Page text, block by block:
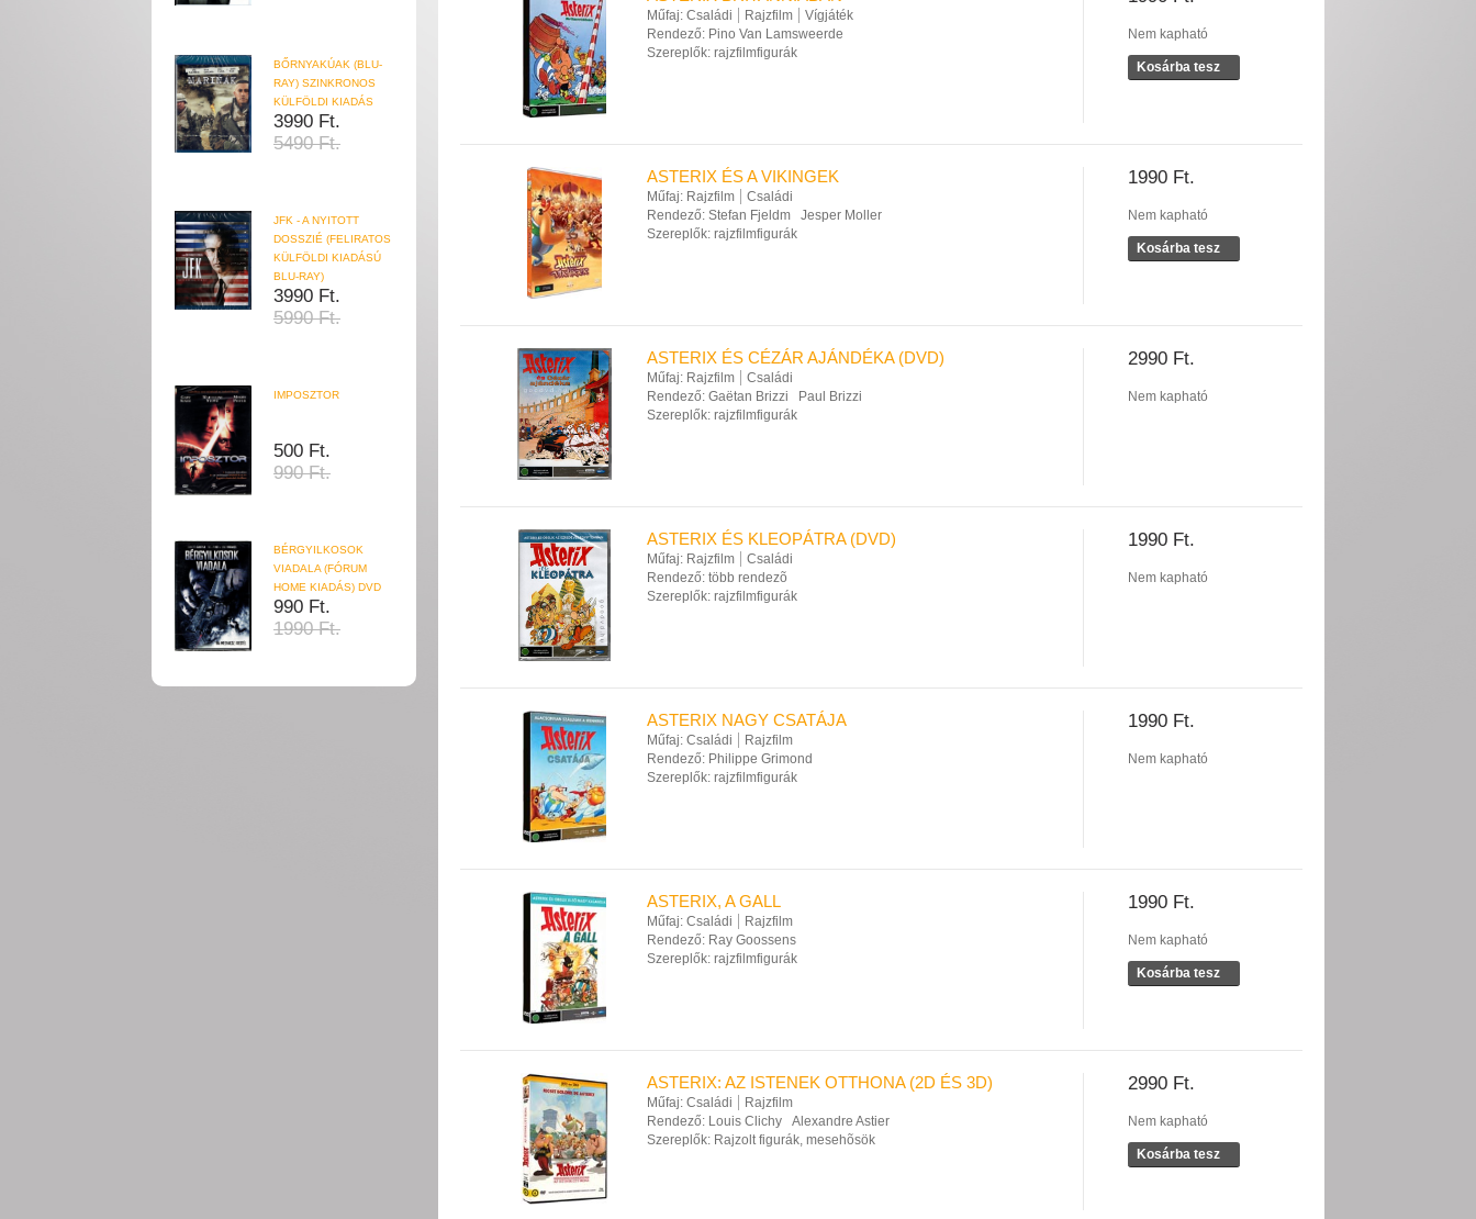
BŐRNYAKÚAK (BLU-
RAY) SZINKRONOS
KÜLFÖLDI KIADÁS
3990 Ft.
5490 Ft.
JFK - A NYITOTT
DOSSZIÉ (FELIRATOS
KÜLFÖLDI KIADÁSÚ
BLU-RAY)
3990 Ft.
5990 Ft.
IMPOSZTOR
500 Ft.
990 Ft.
BÉRGYILKOSOK
VIADALA (FÓRUM
HOME KIADÁS) DVD
990 Ft.
1990 Ft.
Nem kapható
Kosárba tesz
Műfaj: Családi Rajzfilm
Vígjáték
Rendező: Pino Van Lamsweerde
Szereplők: rajzfilmfigurák
1990 Ft.
Nem kapható
Kosárba tesz
ASTERIX ÉS A VIKINGEK
Műfaj: Rajzfilm
Családi
Rendező: Stefan Fjeldm
Jesper Moller
Szereplők: rajzfilmfigurák
2990 Ft.
Nem kapható
ASTERIX ÉS CÉZÁR AJÁNDÉKA (DVD)
Műfaj: Rajzfilm
Családi
Rendező: Gaëtan Brizzi
Paul Brizzi
Szereplők: rajzfilmfigurák
1990 Ft.
Nem kapható
ASTERIX ÉS KLEOPÁTRA (DVD)
Műfaj: Rajzfilm
Családi
Rendező: több rendezõ
Szereplők: rajzfilmfigurák
1990 Ft.
Nem kapható
ASTERIX NAGY CSATÁJA
Műfaj: Családi
Rajzfilm
Rendező: Philippe Grimond
Szereplők: rajzfilmfigurák
1990 Ft.
Nem kapható
Kosárba tesz
ASTERIX, A GALL
Műfaj: Családi
Rajzfilm
Rendező: Ray Goossens
Szereplők: rajzfilmfigurák
2990 Ft.
Nem kapható
Kosárba tesz
ASTERIX: AZ ISTENEK OTTHONA (2D ÉS 3D)
Műfaj: Családi
Rajzfilm
Rendező: Louis Clichy
Alexandre Astier
Szereplők: Rajzolt figurák, mesehõsök